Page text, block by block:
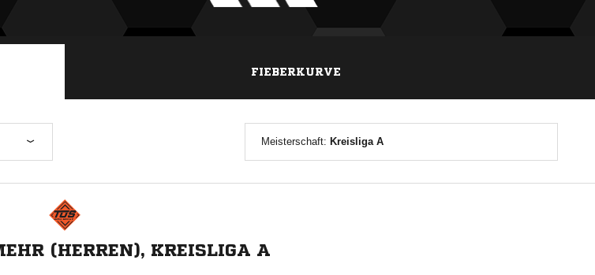
FIEBERKURVE
Meisterschaft: Kreisliga A
(HERREN), KREISLIGA A